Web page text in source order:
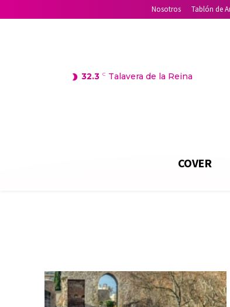
Nosotros Tablón de
32.3 C Talavera de la Reina
COVER